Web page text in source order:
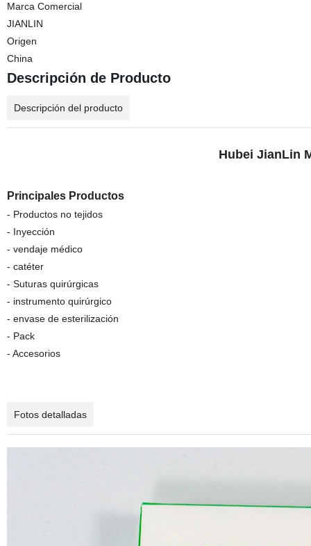
Marca Comercial
JIANLIN
Origen
China
Descripción de Producto
Descripción del producto
Hubei JianLin
Principales Productos
- Productos no tejidos
- Inyección
- vendaje médico
- catéter
- Suturas quirúrgicas
- instrumento quirúrgico
- envase de esterilización
- Pack
- Accesorios
Fotos detalladas